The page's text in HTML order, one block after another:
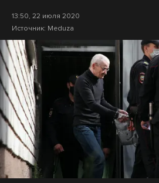
13:50, 22 июля 2020
Источник: Meduza